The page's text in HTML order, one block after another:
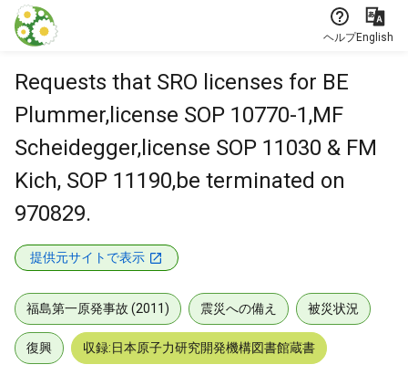
本文に飛ぶ
ヘルプEnglish
Requests that SRO licenses for BE
Plummer,license SOP 10770-1,MF
Scheidegger,license SOP 11030 & FM
Kich, SOP 11190,be terminated on
970829.
提供元サイトで表示
福島第一原発事故 (2011) 震災への備え 被災状況
復興 収録:日本原子力研究開発機構図書館蔵書